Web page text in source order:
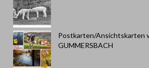
Postkarten/Ansichtskarten
GUMMERSBACH